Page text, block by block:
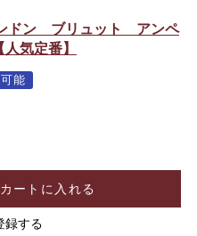
ドン ブリュット アンペ
気定番】
能
カートに入れる
録する